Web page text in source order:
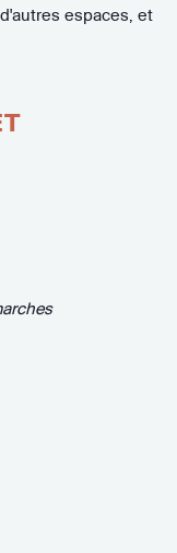
espaces, et